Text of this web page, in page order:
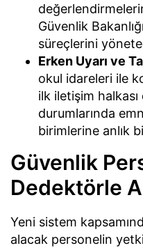
Güvenlik
süreçlerini
Erken Uyarı ve
okul idareleri ile
ilk iletişim halkası
durumlarında
birimlerine anlık
Güvenlik
Dedektörle
Yeni sistem
alacak personelin